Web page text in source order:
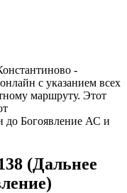
-
с указанием всех
маршруту. Этот
до Богоявление АС и
(Дальнее